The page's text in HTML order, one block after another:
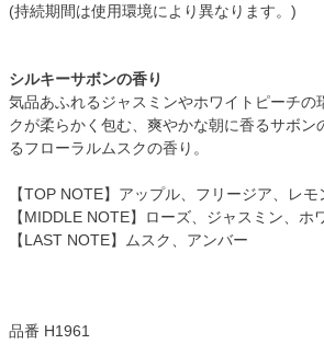
(持続期間は使用環境により異なります。)
シルキーサボンの香り
気品あふれるジャスミンやホワイトピーチの
クが柔らかく包む、爽やかな朝に香るサボン
るフローラルムスクの香り。
【TOP NOTE】アップル、フリージア、レモ
【MIDDLE NOTE】ローズ、ジャスミン、ホ
【LAST NOTE】ムスク、アンバー
品番 H1961